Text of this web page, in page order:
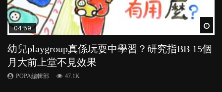
04:59
幼兒playgroup真係玩耍中學習？研究指BB 15個
月大前上堂不見效果
POPA編輯部 47.1K
03:39
幼稚園遊戲課 如何刺激幼兒自發學習取代獎勵
與懲罰？
POPA編輯部 33.1K
03:02
老公患產後憂鬱症對BB的影響
POPA編輯部 15.9K
04:18
凡事以BB為中心，就係好爸媽？｜別忽視父母
的身心虛耗
POPA編輯部 31.5K
04:06
全職好？在職好？｜全職媽媽與在職媽媽的壓
力與價值
POPA編輯部 25.8K